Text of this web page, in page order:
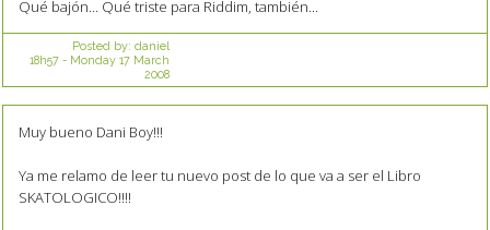
Qué bajón... Qué triste para Riddim, también...
Posted by: daniel
18h57- Monday 17 March
2008
Muy bueno Dani Boy!!!
Ya me relamo de leer tu nuevo post de lo que va a ser el Libro
SKATOLOGICO!!!!